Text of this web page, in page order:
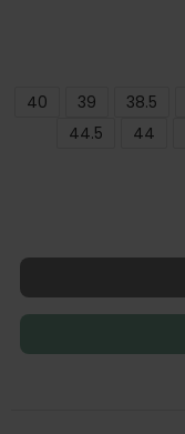
38.5
39
40
44
44.5